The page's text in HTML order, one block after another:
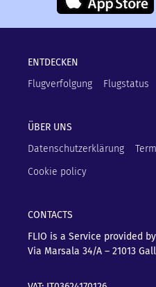
ENTDECKEN
Flugverfolgung
Flugstatus
ÜBER UNS
Datenschutzerklärung
Cookie policy
CONTACTS
FLIO is a Service provided
Via Marsala 34/A – 21013